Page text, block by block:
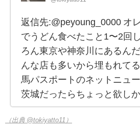
返信先:@peyoung_0000 オ
でうどん食べたこと1〜2回
ろん東京や神奈川にあるん
んな店も多いから埋もれて
馬パスポートのネットニュ
茨城だったらちょっと欲し
（出典 @tokiyatto11）